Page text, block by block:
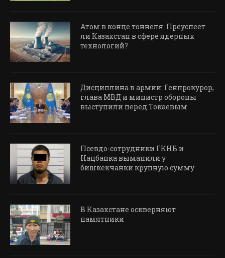
Атом в конце тоннеля. Преуспеет
ли Казахстан в сфере ядерных
технологий?
Дисциплина в армии: Генпрокурор,
глава МВД и министр обороны
выступили перед Токаевым
Псевдо-сотрудники ГКНБ и
Нацбанка выманили у
бишкекчанки крупную сумму
В Казахстане оскверняют
памятники